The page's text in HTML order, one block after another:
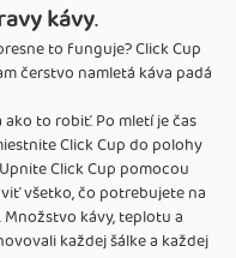
kávy.
to funguje? Click Cup
čerstvo namletá káva padá
to robiť. Po mletí je čas
Click Cup do polohy
Click Cup pomocou
všetko, čo potrebujete na
kávy, teplotu a
každej šálke a každej